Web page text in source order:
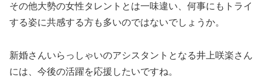
その他大勢の女性タレントとは一味違い、何事にもトライ
する姿に共感する方も多いのではないでしょうか。
新婚さんいらっしゃいのアシスタントとなる井上咲楽さん
には、今後の活躍を応援したいですね。